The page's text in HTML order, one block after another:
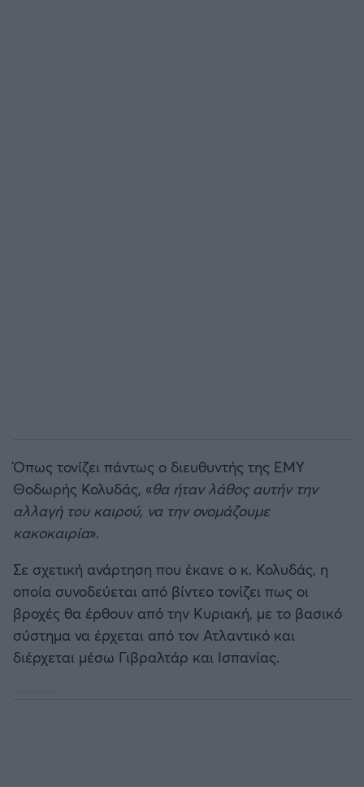
Όπως τονίζει πάντως ο διευθυντής της ΕΜΥ
Θοδωρής Κολυδάς, «θα ήταν λάθος αυτήν την
αλλαγή του καιρού, να την ονομάζουμε
κακοκαιρία».
Σε σχετική ανάρτηση που έκανε ο κ. Κολυδάς, η
οποία συνοδεύεται από βίντεο τονίζει πως οι
βροχές θα έρθουν από την Κυριακή, με το βασικό
σύστημα να έρχεται από τον Ατλαντικό και
διέρχεται μέσω Γιβραλτάρ και Ισπανίας.